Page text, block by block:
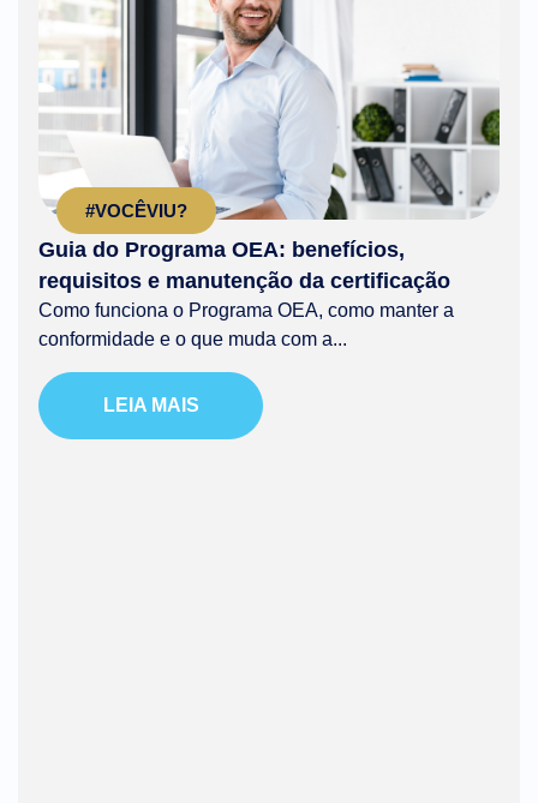
#VOCÊVIU?
Guia do Programa OEA: benefícios,
requisitos e manutenção da certificação
Como funciona o Programa OEA, como manter a
conformidade e o que muda com a...
LEIA MAIS